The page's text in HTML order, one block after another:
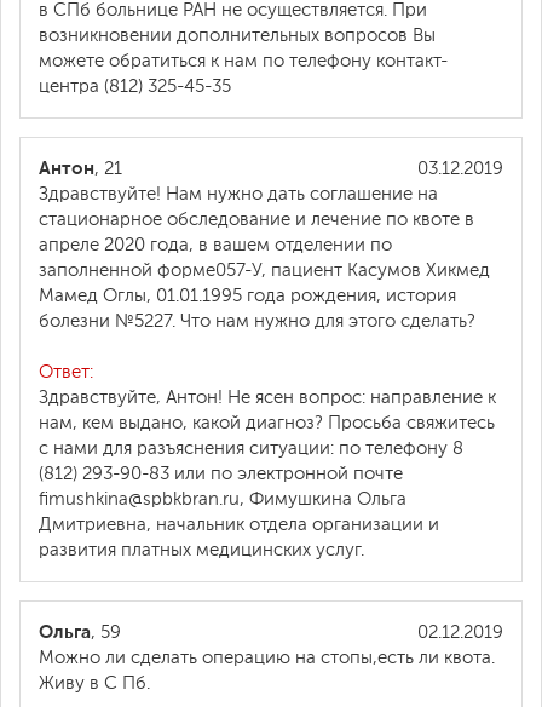
в СПб больнице РАН не осуществляется. При
возникновении дополнительных вопросов Вы
можете обратиться к нам по телефону контакт-
центра (812) 325-45-35
03.12.2019
Антон, 21
Здравствуйте! Нам нужно дать соглашение на
стационарное обследование и лечение по квоте в
апреле 2020 года, в вашем отделении по
заполненной форме057-У, пациент Касумов Хикмед
Мамед Оглы, 01.01.1995 года рождения, история
болезни №5227. Что нам нужно для этого сделать?
Ответ:
Здравствуйте, Антон! Не ясен вопрос: направление к
нам, кем выдано, какой диагноз? Просьба свяжитесь
с нами для разъяснения ситуации: по телефону 8
(812) 293-90-83 или по электронной почте
fimushkina@spbkbran.ru, Фимушкина Ольга
Дмитриевна, начальник отдела организации и
развития платных медицинских услуг.
02.12.2019
Ольга, 59
Можно ли сделать операцию на стопы,есть ли квота.
Живу в С Пб.